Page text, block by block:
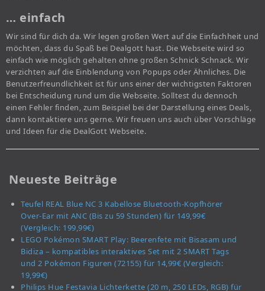
… einfach
Wir sind für dich da. Wir legen großen Wert auf die Einfachheit und
möchten, dass du Spaß bei Dealgott hast. Die Webseite wird so
einfach wie möglich gehalten ohne großen Schnick Schnack. Wir
verzichten auf die Einblendung von Popups oder Ähnliches. Die
Benutzerfreundlichkeit ist für uns einer der wichtigsten Faktoren
bei Entscheidung rund um die Webseite. Solltest du dennoch
einen Fehler finden, zum Beispiel bei der Darstellung eines Deals,
dann kontaktiere uns gerne. Wir freuen uns auch über Vorschläge
und Ideen für die DealGott Webseite.
Neueste Beiträge
Teufel REAL Blue NC 3 Kabellose Bluetooth-Kopfhörer
Over-Ear mit ANC (Bis zu 59 Stunden) für 149,99€
(Vergleich: 199,99€)
LEGO Pokémon SMART Play: Beerenfete mit Bisasam und
Bidiza – kompatibles interaktives Set mit 2 SMART Tags
und 2 Pokémon Figuren (72155) für 14,99€ (Vergleich:
19,99€)
Philips Hue Festavia Lichterkette (20 m, 250 LEDs, RGB) für